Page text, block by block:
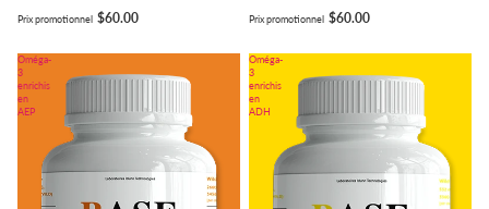
Prix promotionnel $60.00 Prix promotionnel $60.00
Oméga-
3
enrichis
en
AEP
Oméga-
3
enrichis
en
ADH